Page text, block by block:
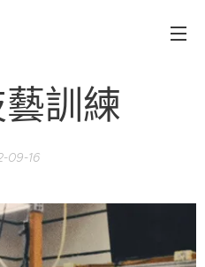
訓練
09-16